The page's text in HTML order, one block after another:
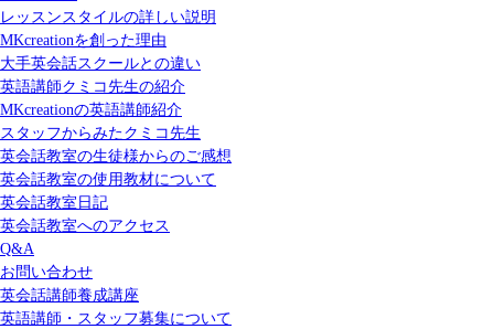
レッスンスタイルの詳しい説明
MKcreationを創った理由
大手英会話スクールとの違い
英語講師クミコ先生の紹介
MKcreationの英語講師紹介
スタッフからみたクミコ先生
英会話教室の生徒様からのご感想
英会話教室の使用教材について
英会話教室日記
英会話教室へのアクセス
Q&A
お問い合わせ
英会話講師養成講座
英語講師・スタッフ募集について